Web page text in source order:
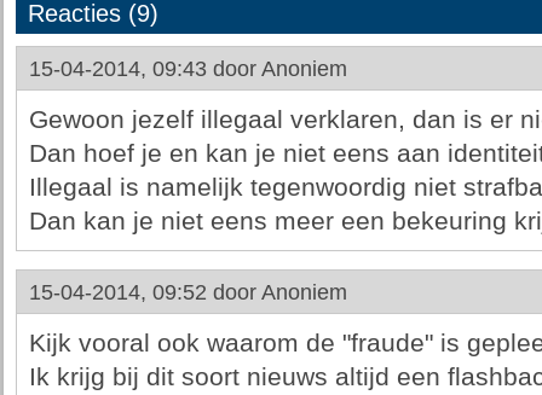
Reacties (9)
15-04-2014, 09:43 door Anoniem
Gewoon jezelf illegaal verklaren, dan is er
Dan hoef je en kan je niet eens aan
Illegaal is namelijk tegenwoordig niet
Dan kan je niet eens meer een bekeuring
15-04-2014, 09:52 door Anoniem
Kijk vooral ook waarom de "fraude" is
Ik krijg bij dit soort nieuws altijd een